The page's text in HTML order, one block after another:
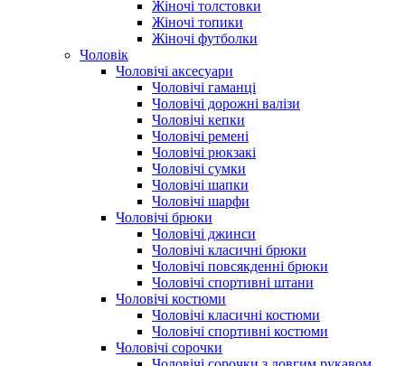
Жіночі толстовки
Жіночі топики
Жіночі футболки
Чоловік
Чоловічі аксесуари
Чоловічі гаманці
Чоловічі дорожні валізи
Чоловічі кепки
Чоловічі ремені
Чоловічі рюкзакі
Чоловічі сумки
Чоловічі шапки
Чоловічі шарфи
Чоловічі брюки
Чоловічі джинси
Чоловічі класичні брюки
Чоловічі повсякденні брюки
Чоловічі спортивні штани
Чоловічі костюми
Чоловічі класичні костюми
Чоловічі спортивні костюми
Чоловічі сорочки